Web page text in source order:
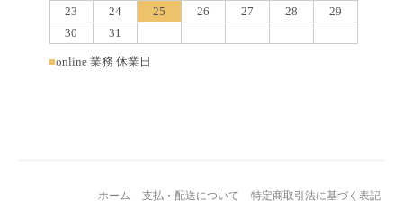
23
24 25 26 27 28
29
30
31
■online 業務 休業日
ホーム 支払・配送について 特定商取引法に基づく表記